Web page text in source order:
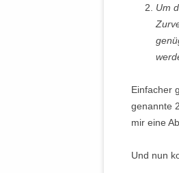
Um
Einfacher
genannte
mir eine
Und nun